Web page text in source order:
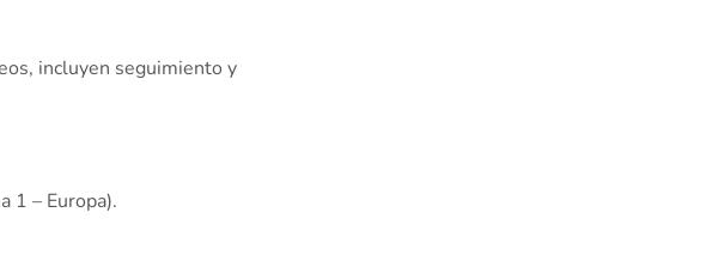
incluyen seguimiento y
1 – Europa).